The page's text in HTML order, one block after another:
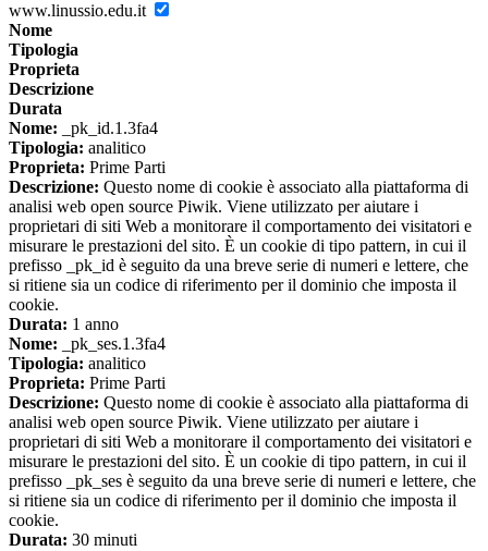
www.linussio.edu.it
Nome
Tipologia
Proprieta
Descrizione
Durata
Nome: _pk_id.1.3fa4
Tipologia: analitico
Proprieta: Prime Parti
Descrizione: Questo nome di cookie è associato alla piattaforma di
analisi web open source Piwik. Viene utilizzato per aiutare i
proprietari di siti Web a monitorare il comportamento dei visitatori e
misurare le prestazioni del sito. È un cookie di tipo pattern, in cui il
prefisso _pk_id è seguito da una breve serie di numeri e lettere, che
si ritiene sia un codice di riferimento per il dominio che imposta il
cookie.
Durata: 1 anno
Nome: _pk_ses.1.3fa4
Tipologia: analitico
Proprieta: Prime Parti
Descrizione: Questo nome di cookie è associato alla piattaforma di
analisi web open source Piwik. Viene utilizzato per aiutare i
proprietari di siti Web a monitorare il comportamento dei visitatori e
misurare le prestazioni del sito. È un cookie di tipo pattern, in cui il
prefisso _pk_ses è seguito da una breve serie di numeri e lettere, che
si ritiene sia un codice di riferimento per il dominio che imposta il
cookie.
Durata: 30 minuti